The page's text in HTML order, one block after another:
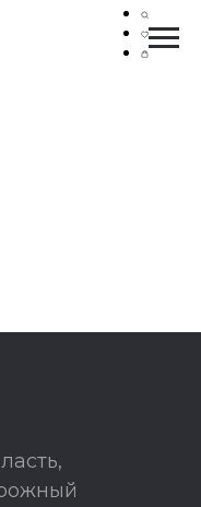
M2-D1-A1